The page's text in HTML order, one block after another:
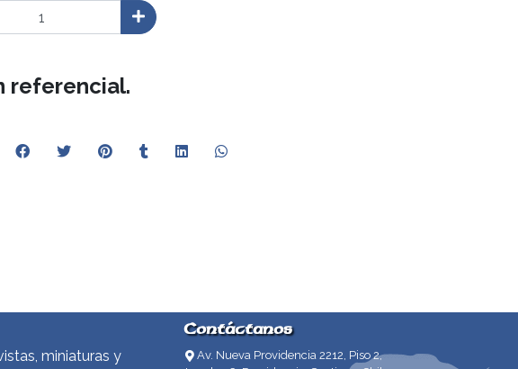
referencial.
miniaturas y
Contáctanos
Av. Nueva Providencia 2212, Piso 2,